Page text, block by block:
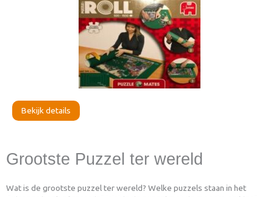
Bekijk details
Grootste Puzzel ter wereld
Wat is de grootste puzzel ter wereld? Welke puzzels staan in het